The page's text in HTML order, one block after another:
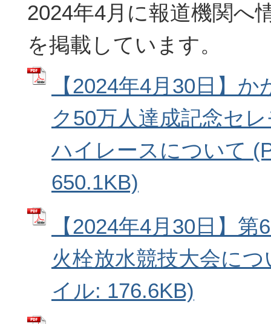
2024年4月に報道機関へ
を掲載しています。
【2024年4月30日】
ク50万人達成記念セ
ハイレースについて
650.1KB)
【2024年4月30日】
火栓放水競技大会に
イル: 176.6KB)